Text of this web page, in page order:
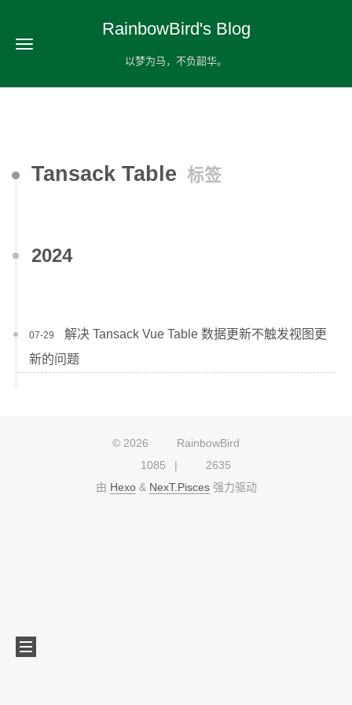
RainbowBird's Blog
以梦为马，不负韶华。
Tansack Table 标签
2024
07-29
解决 Tansack Vue Table 数据更新不触发视图更
新的问题
© 2026
RainbowBird
1085
2635
由 Hexo& NexT.Pisces强力驱动